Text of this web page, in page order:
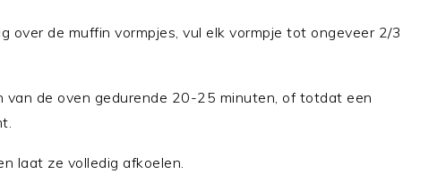
over de muffin vormpjes, vul elk vormpje tot ongeveer 2/3
van de oven gedurende 20-25 minuten, of totdat een
laat ze volledig afkoelen.